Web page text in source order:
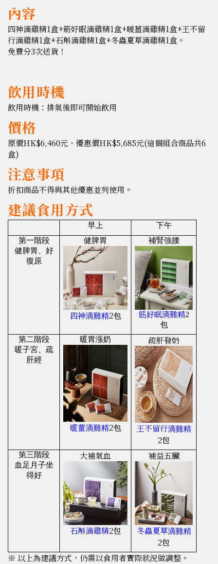
內容
四神滴雞精1盒+筋好眠滴雞精1盒+暖薑滴雞精1盒+王不留
行滴雞精1盒+石斛滴雞精1盒+冬蟲夏草滴雞精1盒。
免費分3次送貨！
飲用時機
飲用時機：排氣後即可開始飲用
價格
原價HK$6,460元、優惠價HK$5,685元(這個組合商品共6
盒)
注意事項
折扣商品不得與其他優惠並列使用。
建議食用方式
早上
下午
第一階段
健脾胃、好
復原
健脾胃
四神滴雞精2包
補腎強腰
筋好眠滴雞精2
包
第二 階段
暖子宮、 疏
肝經
暖胃漲奶
暖薑滴雞精2包
疏肝發奶
王不留行滴雞精
2包
第三階段
血足月子坐
得好
大補氣血
石斛滴雞精2包
補益五臟
冬蟲夏草滴雞精
2包
※ 以上為建議方式，仍需以食用者實際狀況做調整。